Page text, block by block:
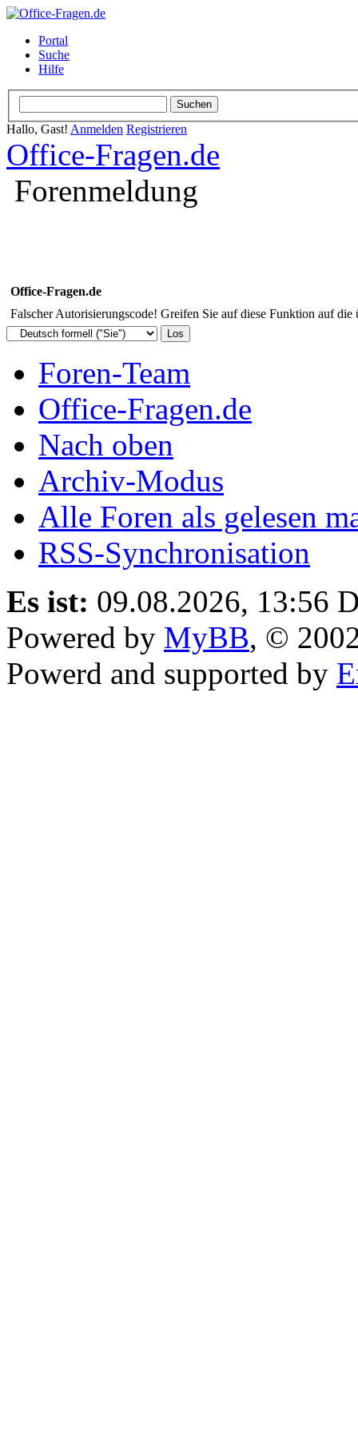
Portal
Suche
Hilfe
Hallo, Gast! Anmelden Registrieren
Office-Fragen.de
Forenmeldung
Office-Fragen.de
Falscher Autorisierungscode! Greifen Sie auf diese Funktion auf
Foren-Team
Office-Fragen.de
Nach oben
Archiv-Modus
Alle Foren als gelesen
RSS-Synchronisation
Es ist: 09.08.2026, 13:56
Powered by MyBB, ©
Powerd and supported by